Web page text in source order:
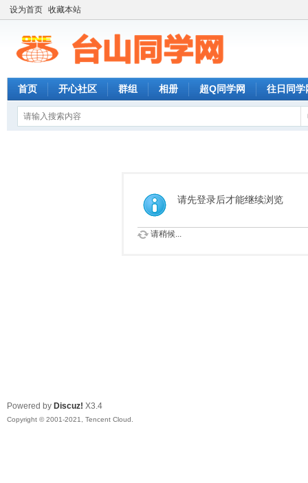
设为首页 收藏本站
首页 开心社区 群组 相册 超Q同学网 往日同学
请先登录后才能继续浏览
请稍候...
Powered by Discuz! X3.4
Copyright © 2001-2021, Tencent Cloud.